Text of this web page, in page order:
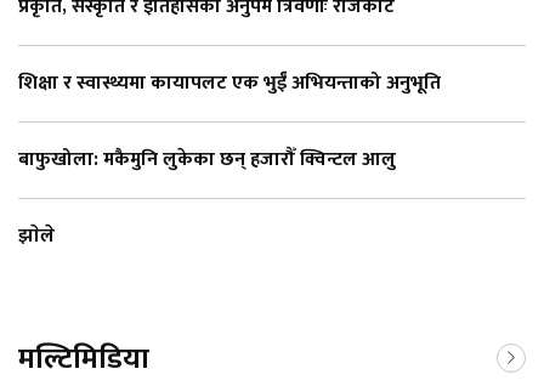
प्रकृति, संस्कृति र इतिहासको अनुपम त्रिवेणीः राजकोट
शिक्षा र स्वास्थ्यमा कायापलट एक भुईँ अभियन्ताको अनुभूति
बाफुखोला: मकैमुनि लुकेका छन् हजारौँ क्विन्टल आलु
झाेले
मल्टिमिडिया